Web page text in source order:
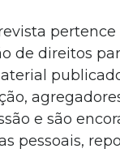
pertence
de direitos
e são
pessoais,